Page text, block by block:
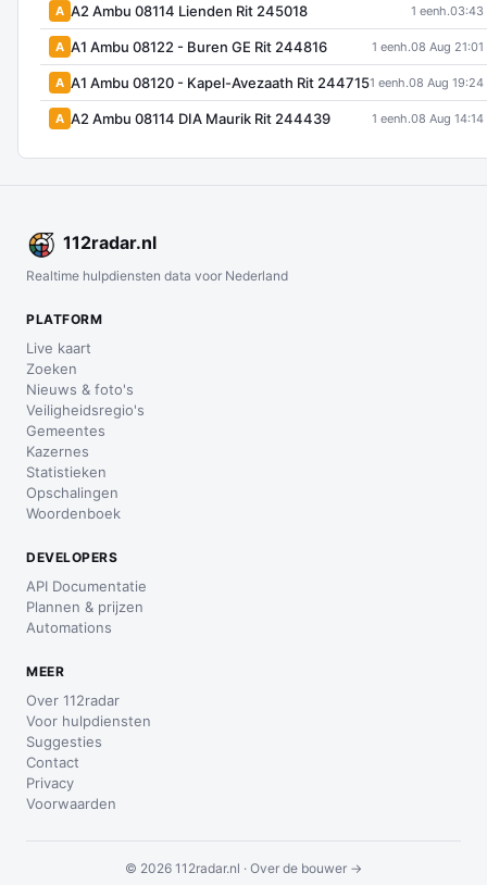
A A2 Ambu 08114 Lienden Rit 245018 1 eenh.03:43
A A1 Ambu 08122 - Buren GE Rit 244816 1 eenh.08 Aug 21:01
A A1 Ambu 08120 - Kapel-Avezaath Rit 2447151 eenh.08 Aug 19:24
A A2 Ambu 08114 DIA Maurik Rit 244439 1 eenh.08 Aug 14:14
112radar.nl
Realtime hulpdiensten data voor Nederland
PLATFORM
Live kaart
Zoeken
Nieuws & foto's
Veiligheidsregio's
Gemeentes
Kazernes
Statistieken
Opschalingen
Woordenboek
DEVELOPERS
API Documentatie
Plannen & prijzen
Automations
MEER
Over 112radar
Voor hulpdiensten
Suggesties
Contact
Privacy
Voorwaarden
© 2026 112radar.nl · Over de bouwer →